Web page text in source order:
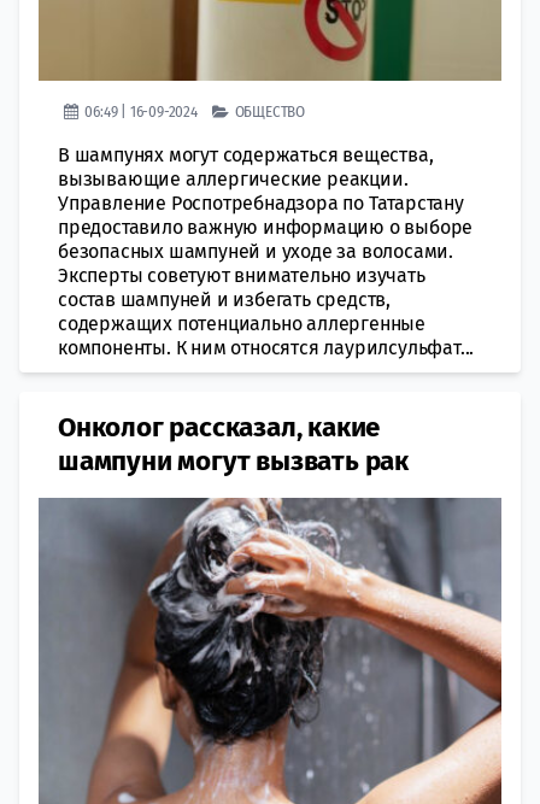
06:49 | 16-09-2024 ОБЩЕСТВО
В шампунях могут содержаться вещества,
вызывающие аллергические реакции.
Управление Роспотребнадзора по Татарстану
предоставило важную информацию о выборе
безопасных шампуней и уходе за волосами.
Эксперты советуют внимательно изучать
состав шампуней и избегать средств,
содержащих потенциально аллергенные
компоненты. К ним относятся лаурилсульфат...
Онколог рассказал, какие
шампуни могут вызвать рак